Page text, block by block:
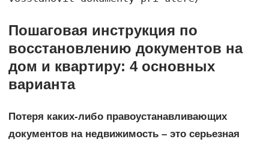
Пошаговая инструкция по
восстановлению документов на
дом и квартиру: 4 основных
варианта
Потеря каких-либо правоустанавливающих
документов на недвижимость – это серьезная